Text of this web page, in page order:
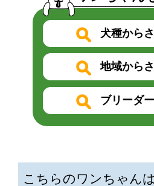
犬種から
地域から
ブリーダ
こちらのワンちゃん